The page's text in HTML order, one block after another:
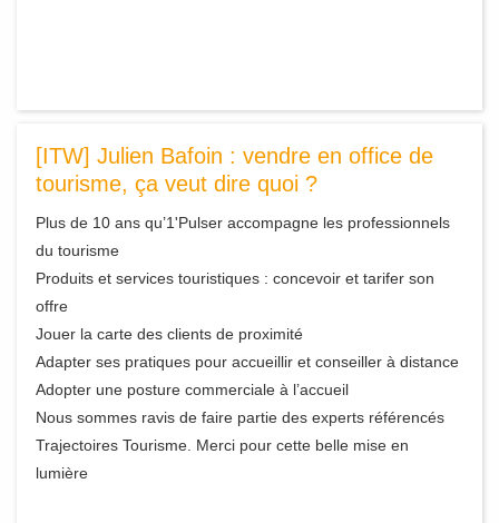
[ITW] Julien Bafoin : vendre en office de
tourisme, ça veut dire quoi ?
Plus de 10 ans qu’1'Pulser accompagne les professionnels
du tourisme
Produits et services touristiques : concevoir et tarifer son
offre
Jouer la carte des clients de proximité
Adapter ses pratiques pour accueillir et conseiller à distance
Adopter une posture commerciale à l’accueil
Nous sommes ravis de faire partie des experts référencés
Trajectoires Tourisme. Merci pour cette belle mise en
lumière